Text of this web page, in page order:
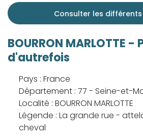
Consulter les
BOURRON MARLOTTE -
d'autrefois
Pays : France
Département : 77 - Seine-et-
Localité : BOURRON MARLOTTE
Légende : La grande rue -
cheval